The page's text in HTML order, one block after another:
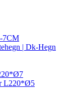
| Dk-Hegn
L220*Ø5